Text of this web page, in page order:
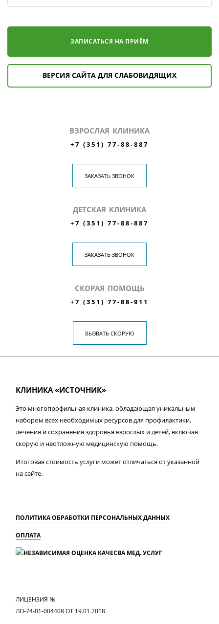
ЗАПИСАТЬСЯ НА ПРИЁМ
ВЕРСИЯ САЙТА ДЛЯ СЛАБОВИДЯЩИХ
ВЗРОСЛАЯ КЛИНИКА
+7 (351) 77-88-887
ЗАКАЗАТЬ ЗВОНОК
ДЕТСКАЯ КЛИНИКА
+7 (351) 77-88-887
ЗАКАЗАТЬ ЗВОНОК
СКОРАЯ ПОМОЩЬ
+7 (351) 77-88-911
ВЫЗВАТЬ СКОРУЮ
КЛИНИКА «ИСТОЧНИК»
Это многопрофильная клиника, обладающая уникальным
набором всех необходимых ресурсов для профилактики,
лечения и сохранения здоровья взрослых и детей, включая
скорую и неотложную медицинскую помощь.
Итоговая стоимость услуги может отличаться от указанной
на сайте.
ПОЛИТИКА ОБРАБОТКИ ПЕРСОНАЛЬНЫХ ДАННЫХ
ОПЛАТА
ЛИЦЕНЗИЯ №
ЛО-74-01-004408 ОТ 19.01.2018